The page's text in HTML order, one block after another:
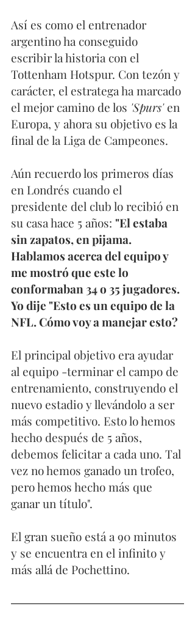
Así es como el entrenador
argentino ha conseguido
escribir la historia con el
Tottenham Hotspur. Con tezón y
carácter, el estratega ha marcado
el mejor camino de los 'Spurs' en
Europa, y ahora su objetivo es la
final de la Liga de Campeones.
Aún recuerdo los primeros días
en Londrés cuando el
presidente del club lo recibió en
su casa hace 5 años: "El estaba
sin zapatos, en pijama.
Hablamos acerca del equipo y
me mostró que este lo
conformaban 34 o 35 jugadores.
Yo dije "Esto es un equipo de la
NFL. Cómo voy a manejar esto?
El principal objetivo era ayudar
al equipo -terminar el campo de
entrenamiento, construyendo el
nuevo estadio y llevándolo a ser
más competitivo. Esto lo hemos
hecho después de 5 años,
debemos felicitar a cada uno. Tal
vez no hemos ganado un trofeo,
pero hemos hecho más que
ganar un título".
El gran sueño está a 90 minutos
y se encuentra en el infinito y
más allá de Pochettino.